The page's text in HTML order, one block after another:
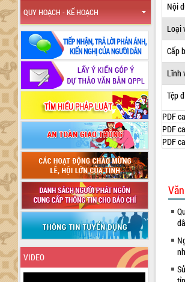
QUY HOẠCH - KẾ HOẠCH
VIDEO
Nội
Loại
Cấp
Lĩnh
Tệp
PDF
PDF
PDF